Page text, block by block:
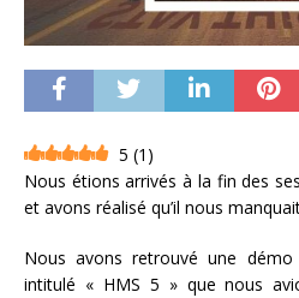
5 (1 )
Nous étions arrivés à la fin des
et avons réalisé qu’il nous
Nous avons retrouvé une démo
intitulé « HMS 5 » que nous